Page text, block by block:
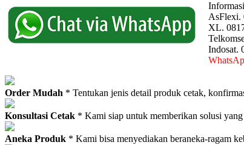
AsFlexi.
XL.
Indosat.
Order Mudah * Tentukan jenis detail produk cetak,
Konsultasi Cetak * Kami siap untuk memberikan solusi
Aneka Produk * Kami bisa menyediakan beraneka-ragam